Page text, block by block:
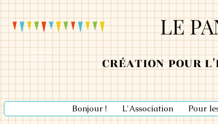
LE
Ateliers école enfants
Ateliers maternelle
Atelier primaire
CRÉATION POUR
Bonjour ! L'Association Pour